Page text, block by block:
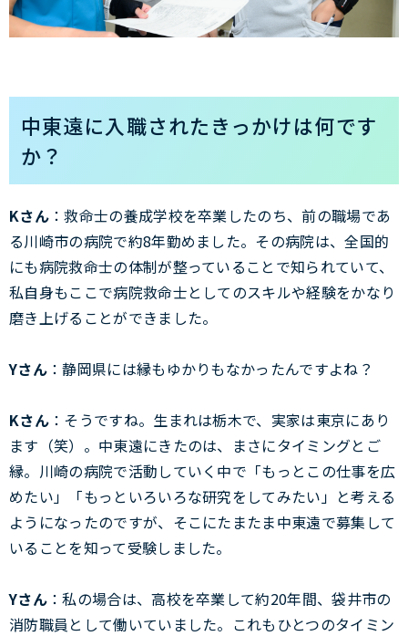
中東遠に入職されたきっかけは何です
か？
Kさん：救命士の養成学校を卒業したのち、前の職場であ
る川崎市の病院で約8年勤めました。その病院は、全国的
にも病院救命士の体制が整っていることで知られていて、
私自身もここで病院救命士としてのスキルや経験をかなり
磨き上げることができました。
Yさん：静岡県には縁もゆかりもなかったんですよね？
Kさん：そうですね。生まれは栃木で、実家は東京にあり
ます（笑）。中東遠にきたのは、まさにタイミングとご
縁。川崎の病院で活動していく中で「もっとこの仕事を広
めたい」「もっといろいろな研究をしてみたい」と考える
ようになったのですが、そこにたまたま中東遠で募集して
いることを知って受験しました。
Yさん：私の場合は、高校を卒業して約20年間、袋井市の
消防職員として働いていました。これもひとつのタイミン